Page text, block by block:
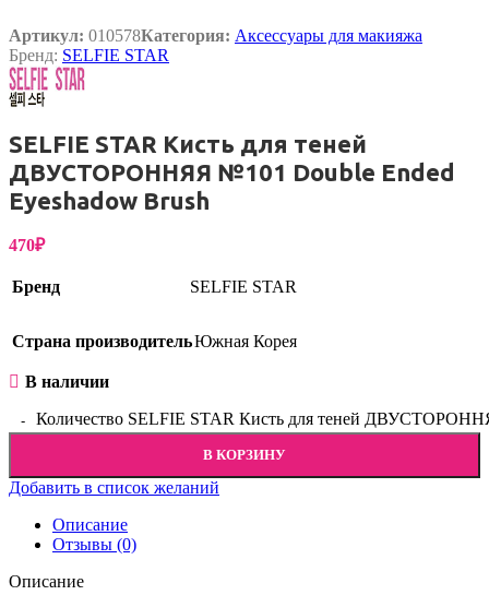
Артикул: 010578Категория: Аксессуары для макияжа
Бренд: SELFIE STAR
SELFIE STAR Кисть для теней
ДВУСТОРОННЯЯ №101 Double Ended
Eyeshadow Brush
470₽
Бренд SELFIE STAR
Страна производительЮжная Корея
В наличии
Количество SELFIE STAR Кисть для теней
В КОРЗИНУ
Добавить в список желаний
Описание
Отзывы (0)
Описание